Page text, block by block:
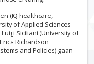
(IQ healthcare,
of Applied Sciences
Siciliani (University of
Richardson
and Policies) gaan